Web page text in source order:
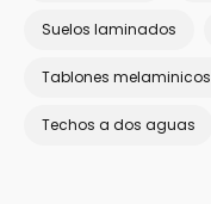
Suelos laminados
Tablones melaminicos
Techos a dos aguas